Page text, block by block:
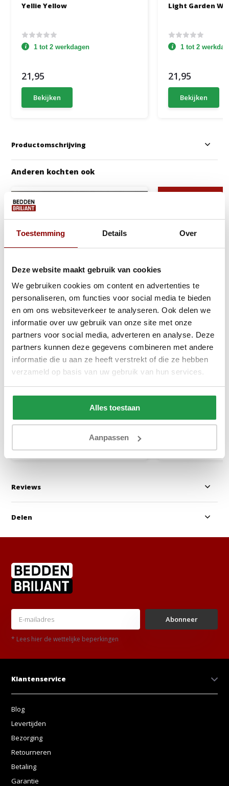
Toestemming Details Over
Deze website maakt gebruik van cookies
We gebruiken cookies om content en advertenties te
personaliseren, om functies voor social media te bieden
en om ons websiteverkeer te analyseren. Ook delen we
informatie over uw gebruik van onze site met onze
partners voor social media, adverteren en analyse. Deze
partners kunnen deze gegevens combineren met andere
informatie die u aan ze heeft verstrekt of die ze hebben
verzameld op basis van uw gebruik van hun services.
Alles toestaan
Aanpassen
Yellie Yellow
1 tot 2 werkdagen
21,95
Bekijken
Light Garden
1 tot 2
21,95
Bekijken
Productomschrijving
Anderen kochten ook
Pablo Black
1 tot 2 werkdagen
24,95
Elektrische
Stel zelf samen
Ca. 6 tot 8
999 499
Reviews
Delen
Abonneer
* Lees hier de wettelijke beperkingen
Klantenservice
Blog
Levertijden
Bezorging
Retourneren
Betaling
Garantie